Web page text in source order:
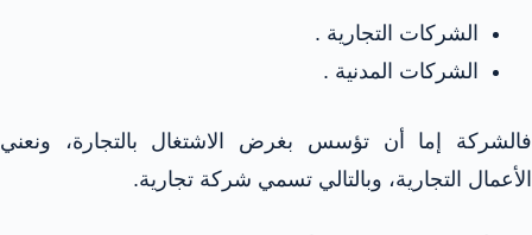
الشركات التجارية .
الشركات المدنية .
فالشركة إما أن تؤسس بغرض الاشتغال بالتجارة، ونعني
الأعمال التجارية، وبالتالي تسمي شركة تجارية.